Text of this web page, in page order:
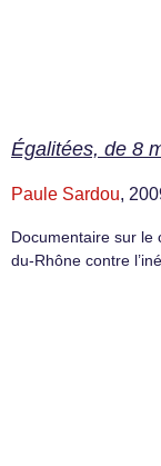
Égalitées, de 8
Paule Sardou,
Documentaire sur le
du-Rhône contre